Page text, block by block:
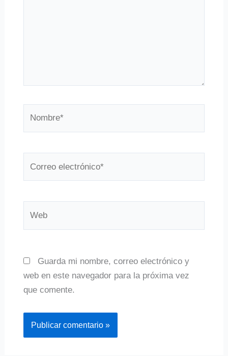
Guarda mi nombre, correo electrónico y
web en este navegador para la próxima vez
que comente.